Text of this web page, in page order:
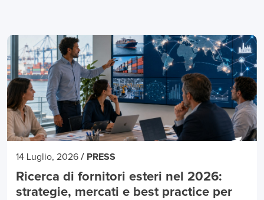
14 Luglio, 2026 / PRESS
Ricerca di fornitori esteri nel 2026:
strategie, mercati e best practice per